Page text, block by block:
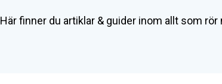
Här finner du artiklar & guider inom allt som